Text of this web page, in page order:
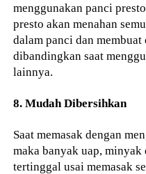
menggunakan panci
presto akan menahan
dalam panci dan
dibandingkan saat
lainnya.
8. Mudah Dibersihkan
Saat memasak dengan
maka banyak uap, minyak
tertinggal usai memasak